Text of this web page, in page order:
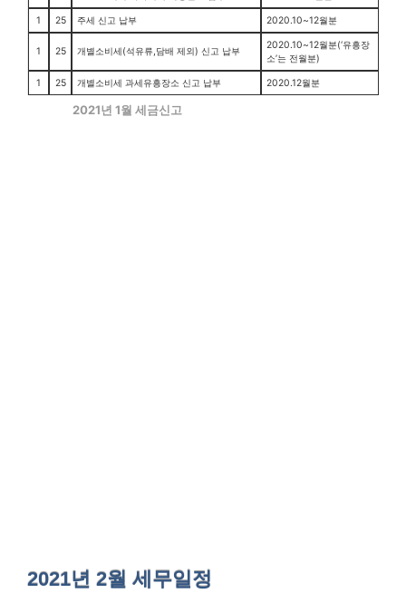
1 25 주세 신고 납부 2020.10~12월분
1 25 개별소비세(석유류,담배 제외) 신고 납부
2020.10~12월분(‘유흥장
소’는 전월분)
1 25 개별소비세 과세유흥장소 신고 납부 2020.12월분
2021년 1월 세금신고
2021년 2월 세무일정